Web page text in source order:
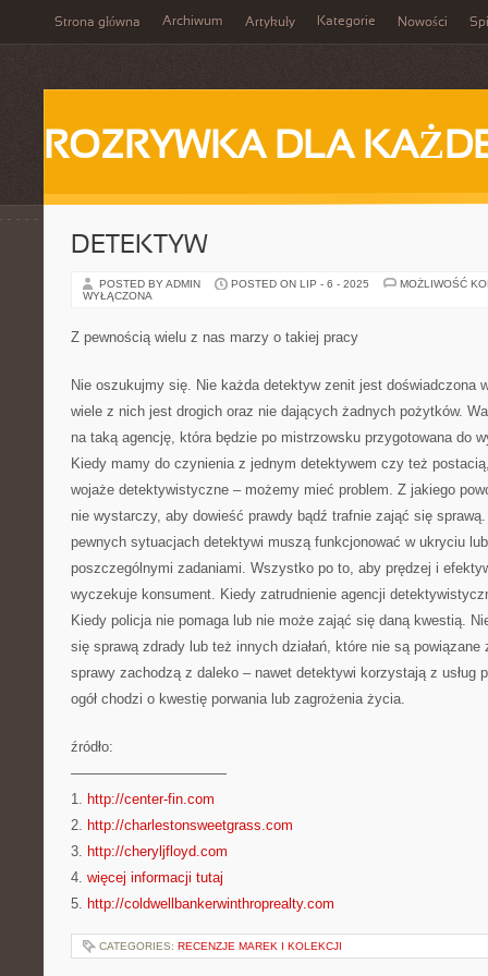
Strona główna Archiwum Artykuły Kategorie Nowości
ROZRYWKA DLA
DETEKTYW
POSTED BY ADMIN POSTED ON LIP - 6 - 2025
MOŻLIWOŚĆ
WYŁĄCZONA
Z pewnością wielu z nas marzy o takiej pracy
Nie oszukujmy się. Nie każda detektyw zenit jest doświadczona
wiele z nich jest drogich oraz nie dających żadnych pożytków.
na taką agencję, która będzie po mistrzowsku przygotowana do
Kiedy mamy do czynienia z jednym detektywem czy też
wojaże detektywistyczne – możemy mieć problem. Z jakiego
nie wystarczy, aby dowieść prawdy bądź trafnie zająć się
pewnych sytuacjach detektywi muszą funkcjonować w ukryciu
poszczególnymi zadaniami. Wszystko po to, aby prędzej i
wyczekuje konsument. Kiedy zatrudnienie agencji
Kiedy policja nie pomaga lub nie może zająć się daną kwestią.
się sprawą zdrady lub też innych działań, które nie są powiązane
sprawy zachodzą z daleko – nawet detektywi korzystają z usług
ogół chodzi o kwestię porwania lub zagrożenia życia.
źródło:
———————————
1. http://center-fin.com
2. http://charlestonsweetgrass.com
3. http://cheryljfloyd.com
4. więcej informacji tutaj
5. http://coldwellbankerwinthroprealty.com
CATEGORIES: RECENZJE MAREK I KOLEKCJI